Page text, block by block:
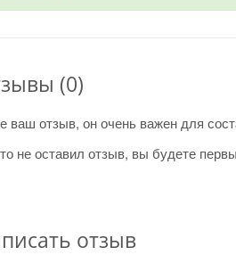
(0)
ваш отзыв, он очень важен для
не оставил отзыв, вы будете
отзыв